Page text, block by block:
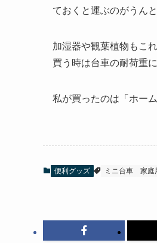
ておくと運ぶのがうん
加湿器や観葉植物もこ
買う時は台車の耐荷重
私が買ったのは「ホー
便利グッズ ミニ台車 家庭